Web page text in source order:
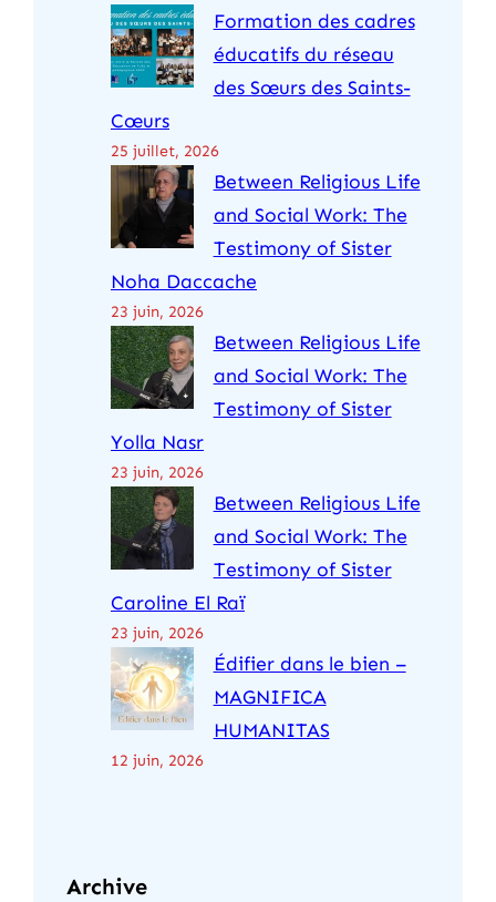
Formation des cadres
éducatifs du réseau
des Sœurs des Saints-
Cœurs
25 juillet, 2026
Between Religious Life
and Social Work: The
Testimony of Sister
Noha Daccache
23 juin, 2026
Between Religious Life
and Social Work: The
Testimony of Sister
Yolla Nasr
23 juin, 2026
Between Religious Life
and Social Work: The
Testimony of Sister
Caroline El Raï
23 juin, 2026
Édifier dans le bien –
MAGNIFICA
HUMANITAS
12 juin, 2026
Archive